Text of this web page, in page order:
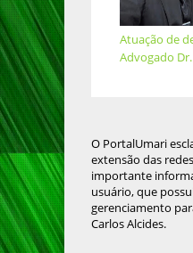
Atuação de
Advogado Dr.
O PortalUmari
extensão das
importante
usuário, que
gerenciamento
Carlos Alcides.